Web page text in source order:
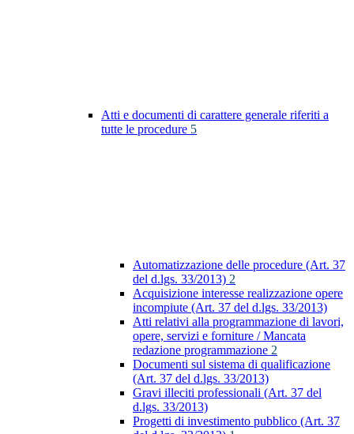
Atti e documenti di carattere generale riferiti a
tutte le procedure 5
Automatizzazione delle procedure (Art. 37
del d.lgs. 33/2013) 2
Acquisizione interesse realizzazione opere
incompiute (Art. 37 del d.lgs. 33/2013)
Atti relativi alla programmazione di lavori,
opere, servizi e forniture / Mancata
redazione programmazione 2
Documenti sul sistema di qualificazione
(Art. 37 del d.lgs. 33/2013)
Gravi illeciti professionali (Art. 37 del
d.lgs. 33/2013)
Progetti di investimento pubblico (Art. 37